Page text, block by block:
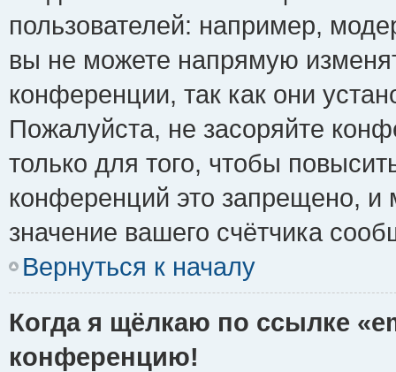
пользователей: например,
вы не можете напрямую
конференции, так как они
Пожалуйста, не засоряйте
только для того, чтобы
конференций это запрещено, и
значение вашего счётчика
Вернуться к началу
Когда я щёлкаю по ссылке
конференцию!